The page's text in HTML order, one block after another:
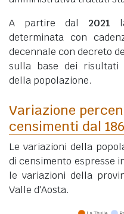
A partire dal 2021
determinata con
decennale con decreto
sulla base dei risultati
della popolazione.
Variazione
censimenti dal
Le variazioni della
di censimento espresse
le variazioni della
Valle d'Aosta.